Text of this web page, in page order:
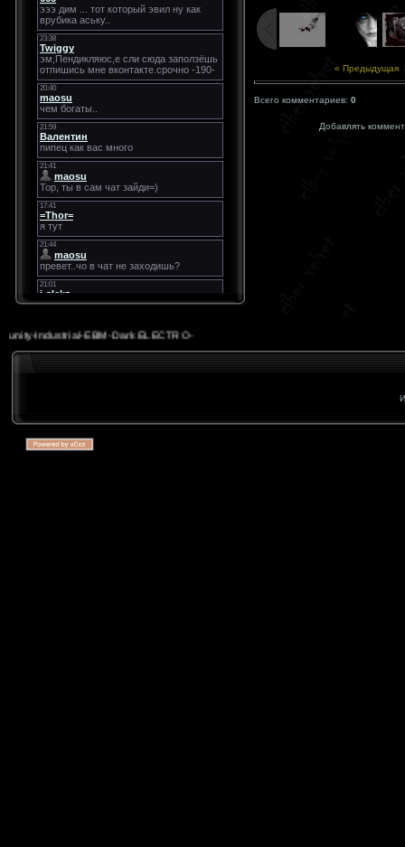
« Предыдущая
Всего комментариев: 0
Добавлять
Industrial-EBM-Dark ELECTRO-